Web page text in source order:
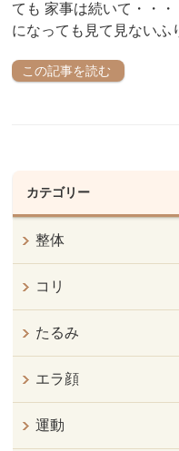
ても 家事は続いて・・
になっても見て見ない
この記事を読む
カテゴリー
整体
コリ
たるみ
エラ顔
運動